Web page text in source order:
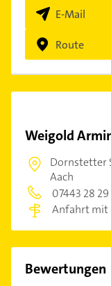
E-Mail
Route
Weigold
Dornstetter
Aach
07443 28 29
Anfahrt mit
Bewertungen